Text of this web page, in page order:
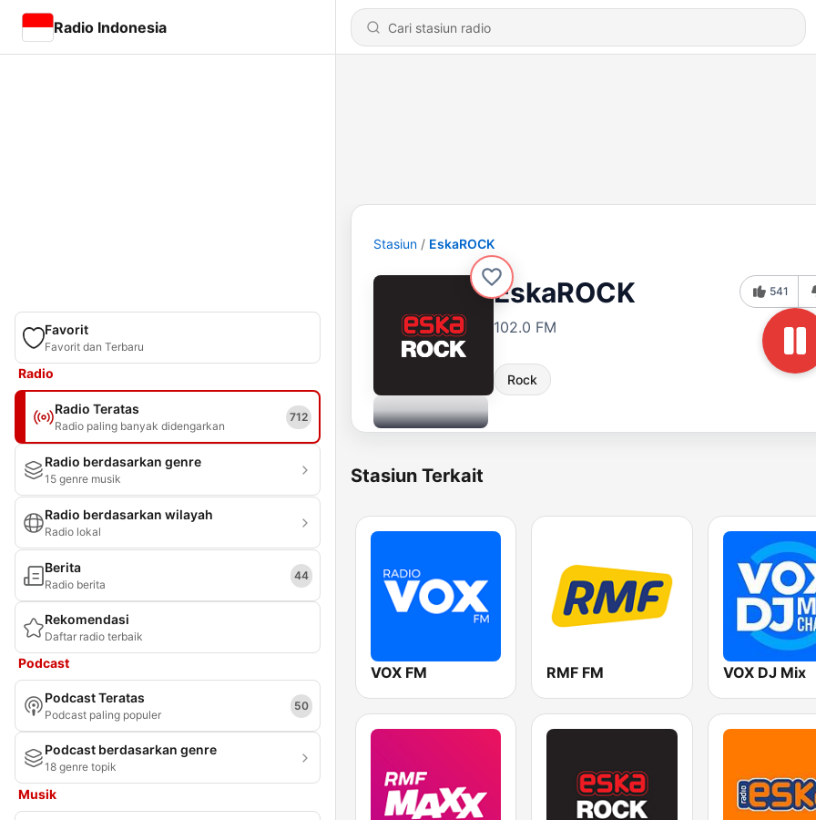
Radio Indonesia
Favorit
Favorit dan Terbaru
Radio
Radio Teratas
Radio paling banyak didengarkan
712
Radio berdasarkan genre
15 genre musik
Radio berdasarkan wilayah
Radio lokal
Berita
Radio berita
44
Rekomendasi
Daftar radio terbaik
Podcast
Podcast Teratas
Podcast paling populer
50
Podcast berdasarkan genre
18 genre topik
Musik
Stasiun EskaROCK
EskaROCK
102.0 FM
Rock
541
Stasiun Terkait
VOX FM RMF FM VOX DJ Mix